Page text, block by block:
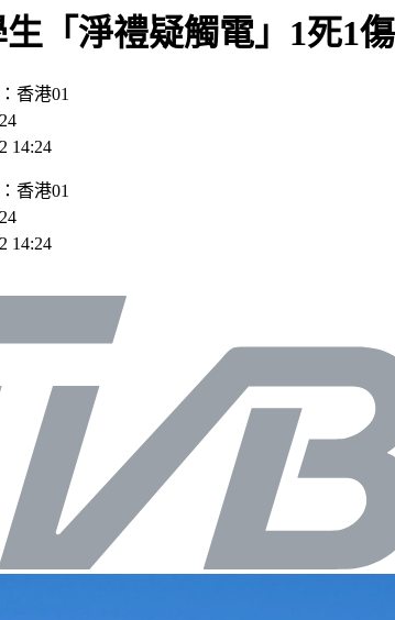
生「淨禮疑觸電」1死1
香港01
14:24
： 香港01
14:24